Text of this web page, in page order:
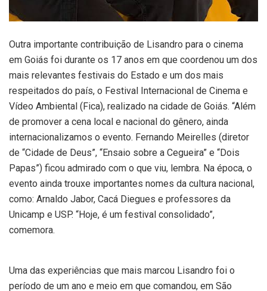
Outra importante contribuição de Lisandro para o cinema
em Goiás foi durante os 17 anos em que coordenou um dos
mais relevantes festivais do Estado e um dos mais
respeitados do país, o Festival Internacional de Cinema e
Vídeo Ambiental (Fica), realizado na cidade de Goiás. “Além
de promover a cena local e nacional do gênero, ainda
internacionalizamos o evento. Fernando Meirelles (diretor
de “Cidade de Deus”, “Ensaio sobre a Cegueira” e “Dois
Papas”) ficou admirado com o que viu, lembra. Na época, o
evento ainda trouxe importantes nomes da cultura nacional,
como: Arnaldo Jabor, Cacá Diegues e professores da
Unicamp e USP. “Hoje, é um festival consolidado”,
comemora.
Uma das experiências que mais marcou Lisandro foi o
período de um ano e meio em que comandou, em São